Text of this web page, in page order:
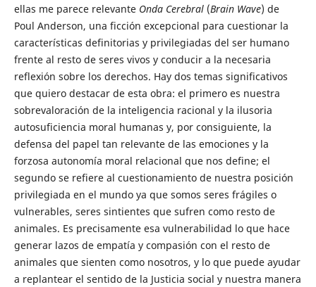
ellas me parece relevante Onda Cerebral(Brain Wave) de
Poul Anderson, una ficción excepcional para cuestionar la
características definitorias y privilegiadas del ser humano
frente al resto de seres vivos y conducir a la necesaria
reflexión sobre los derechos. Hay dos temas significativos
que quiero destacar de esta obra: el primero es nuestra
sobrevaloración de la inteligencia racional y la ilusoria
autosuficiencia moral humanas y, por consiguiente, la
defensa del papel tan relevante de las emociones y la
forzosa autonomía moral relacional que nos define; el
segundo se refiere al cuestionamiento de nuestra posición
privilegiada en el mundo ya que somos seres frágiles o
vulnerables, seres sintientes que sufren como resto de
animales. Es precisamente esa vulnerabilidad lo que hace
generar lazos de empatía y compasión con el resto de
animales que sienten como nosotros, y lo que puede ayudar
a replantear el sentido de la Justicia social y nuestra manera